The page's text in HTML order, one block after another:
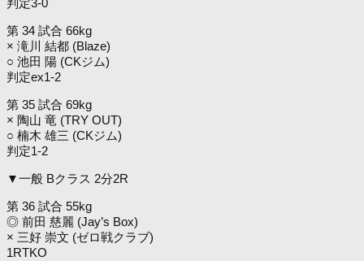
判定3-0
第 34 試合 66kg
× 滝川 結都 (Blaze)
○ 池田 陽 (CKジム)
判定ex1-2
第 35 試合 69kg
× 陶山 竜 (TRY OUT)
○ 楠木 雄三 (CKジム)
判定1-2
▼一般 Bクラス 2分2R
第 36 試合 55kg
◎ 前田 慈麗 (Jay’s Box)
× 三好 崇文 (ゼロ戦クラブ)
1RTKO